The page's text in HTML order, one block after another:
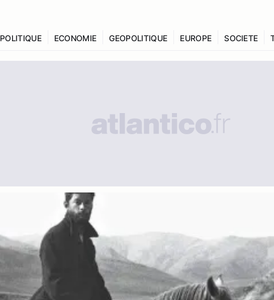
POLITIQUE ECONOMIE GEOPOLITIQUE EUROPE SOCIETE